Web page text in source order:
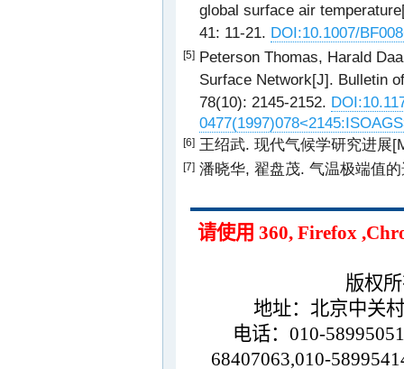
global surface air
41: 11-21. DOI:10.1007/
[5] Peterson Thomas, Harald
Surface Network[J]. Bulletin
78(10): 2145-2152.
[6] 王绍武. 现代气候学研究进展
[7] 潘晓华, 翟盘茂. 气温极端值